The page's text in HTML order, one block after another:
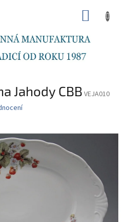
Jahody CBB VEJA010